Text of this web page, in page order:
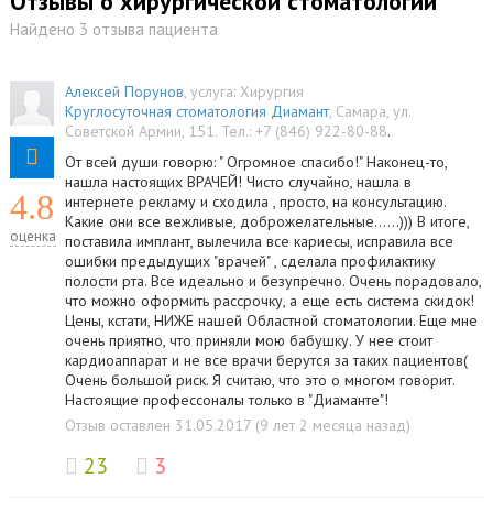
Найдено 3 отзыва пациента
4.8
оценка
Алексей Порунов, услуга: Хирургия
Круглосуточная стоматология Диамант, Самара, ул.
Советской Армии, 151. Тел.: +7 (846) 922-80-88.
От всей души говорю: " Огромное спасибо!" Наконец-то,
нашла настоящих ВРАЧЕЙ! Чисто случайно, нашла в
интернете рекламу и сходила , просто, на консультацию.
Какие они все вежливые, доброжелательные......))) В итоге,
поставила имплант, вылечила все кариесы, исправила все
ошибки предыдущих "врачей" , сделала профилактику
полости рта. Все идеально и безупречно. Очень порадовало,
что можно оформить рассрочку, а еще есть система скидок!
Цены, кстати, НИЖЕ нашей Областной стоматологии. Еще мне
очень приятно, что приняли мою бабушку. У нее стоит
кардиоаппарат и не все врачи берутся за таких пациентов(
Очень большой риск. Я считаю, что это о многом говорит.
Настоящие профессоналы только в "Диаманте"!
Отзыв оставлен 31.05.2017 (9 лет 2 месяца назад)
23 3